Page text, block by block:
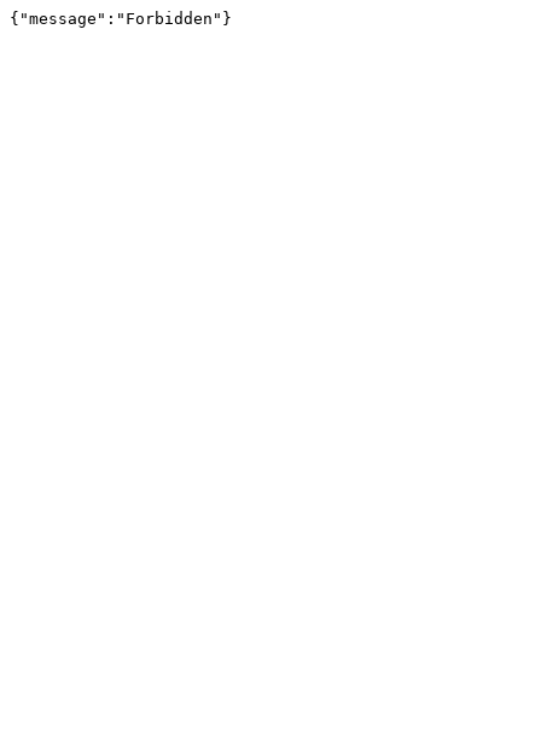
{"message":"Forbidden"}